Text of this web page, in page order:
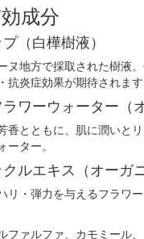
成分
（白樺樹液）
ヌ地方で採取された樹液
抗炎症効果が期待されます
ワーウォーター（
香とともに、肌に潤いと
ーター。
ルエキス（オーガ
リ・弾力を与えるフラワ
ファルファ、カモミール